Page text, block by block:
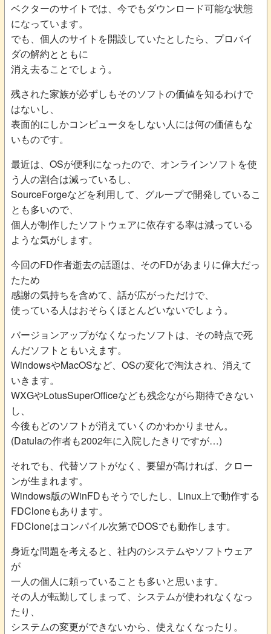
ベクターのサイトでは、今でもダウンロード可能な状態
になっています。
でも、個人のサイトを開設していたとしたら、プロバイ
ダの解約とともに
消え去ることでしょう。
残された家族が必ずしもそのソフトの価値を知るわけで
はないし、
表面的にしかコンピュータをしない人には何の価値もな
いものです。
最近は、OSが便利になったので、オンラインソフトを使
う人の割合は減っているし、
SourceForgeなどを利用して、グループで開発しているこ
とも多いので、
個人が制作したソフトウェアに依存する率は減っている
ような気がします。
今回のFD作者逝去の話題は、そのFDがあまりに偉大だっ
たため
感謝の気持ちを含めて、話が広がっただけで、
使っている人はおそらくほとんどいないでしょう。
バージョンアップがなくなったソフトは、その時点で死
んだソフトともいえます。
WindowsやMacOSなど、OSの変化で淘汰され、消えて
いきます。
WXGやLotusSuperOfficeなども残念ながら期待できない
し、
今後もどのソフトが消えていくのかわかりません。
(Datulaの作者も2002年に入院したきりですが…)
それでも、代替ソフトがなく、要望が高ければ、クロー
ンが生まれます。
Windows版のWinFDもそうでしたし、Linux上で動作する
FDCloneもあります。
FDCloneはコンパイル次第でDOSでも動作します。
身近な問題を考えると、社内のシステムやソフトウェア
が
一人の個人に頼っていることも多いと思います。
その人が転勤してしまって、システムが使われなくなっ
たり、
システムの変更ができないから、使えなくなったり。